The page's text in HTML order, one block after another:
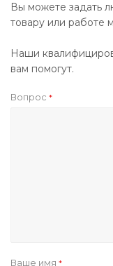
Вы можете задать
товару или работе
Наши
вам помогут.
Вопрос *
Ваше имя *